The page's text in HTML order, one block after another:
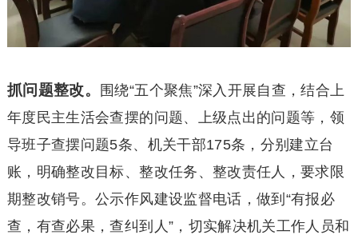
抓问题整改。
围绕“五个聚焦”深入开展自查，结合上
年度民主生活会查摆的问题、上级点出的问题等，领
导班子查摆问题5条、机关干部175条，分别建立台
账，明确整改目标、整改任务、整改责任人，要求限
期整改销号。公示作风建设监督电话，做到“有报必
查，有查必果，查纠到人”，切实解决机关工作人员和